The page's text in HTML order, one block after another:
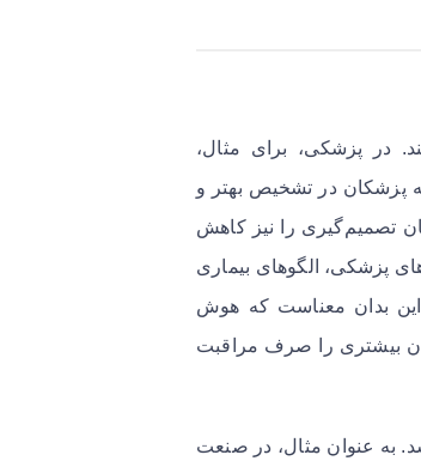
در پزشکی، برای مثال،
پزشکان در تشخیص بهتر و
تصمیم‌گیری را نیز کاهش
پزشکی، الگوهای بیماری
این بدان معناست که هوش
بیشتری را صرف مراقبت
به عنوان مثال، در صنعت